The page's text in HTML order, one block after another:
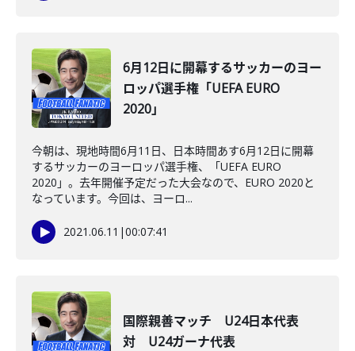
6月12日に開幕するサッカーのヨー
ロッパ選手権「UEFA EURO
2020」
今朝は、現地時間6月11日、日本時間あす6月12日に開幕
するサッカーのヨーロッパ選手権、「UEFA EURO
2020」。去年開催予定だった大会なので、EURO 2020と
なっています。今回は、ヨーロ...
2021.06.11 |00:07:41
国際親善マッチ U24日本代表
対 U24ガーナ代表